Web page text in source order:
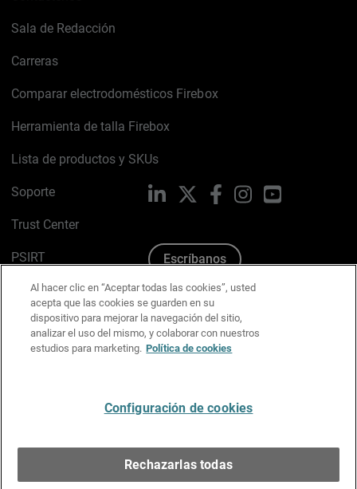
Sala de Redacción
Carreras
Comparar electrodomésticos Firebox
Herramienta de talla Firebox
Lista de productos y SKUs
Soporte
Trust Center
PSIRT
Política de cookies
Política de privacidad
Kit de medios y marca
LinkedIn FacebookInstagramYouTube
Escríbanos
Al hacer clic en “Aceptar todas las cookies”, usted
acepta que las cookies se guarden en su
dispositivo para mejorar la navegación del sitio,
analizar el uso del mismo, y colaborar con nuestros
estudios para marketing. Política de cookies
Configuración de cookies
Rechazarlas todas